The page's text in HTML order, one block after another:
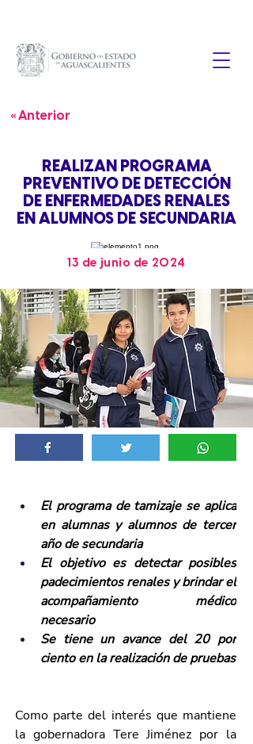
« Anterior
REALIZAN PROGRAMA
PREVENTIVO DE DETECCIÓN
DE ENFERMEDADES RENALES
EN ALUMNOS DE SECUNDARIA
13 de junio de 2024
El programa de tamizaje se aplica
en alumnas y alumnos de tercer
año de secundaria
El objetivo es detectar posibles
padecimientos renales y brindar el
acompañamiento médico
necesario
Se tiene un avance del 20 por
ciento en la realización de pruebas
Como parte del interés que mantiene
la gobernadora Tere Jiménez por la